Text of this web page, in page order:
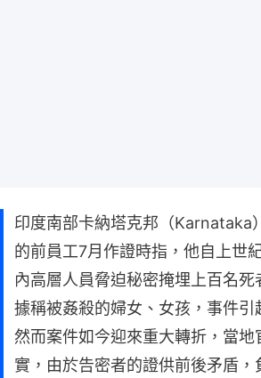
印度南部卡納塔克邦（Karnataka
的前員工7月作證時指，他自上世
內高層人員脅迫秘密掩埋上百名死
據稱被姦殺的婦女、女孩，事件引
然而案件如今迎來重大轉折，當
實，由於告密者的證供前後矛盾